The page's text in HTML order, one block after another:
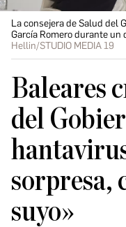
La consejera de Salud del
García Romero durante un
Hellin/STUDIO MEDIA 19
Baleares
del
sorpresa,
suyo»